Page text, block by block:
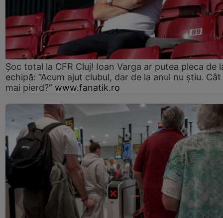
Șoc total la CFR Cluj! Ioan Varga ar putea pleca de
echipă: ”Acum ajut clubul, dar de la anul nu știu. Cât
mai pierd?” www.fanatik.ro